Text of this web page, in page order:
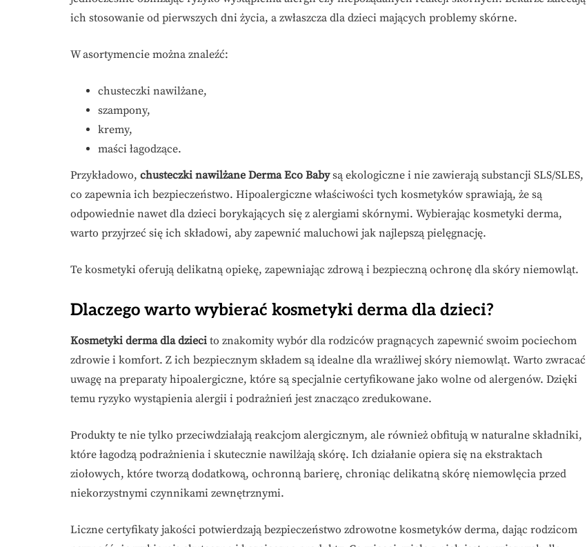
ich stosowanie od pierwszych dni życia, a zwłaszcza dla dzieci mających problemy skórne.
W asortymencie można znaleźć:
chusteczki nawilżane,
szampony,
kremy,
maści łagodzące.
Przykładowo, chusteczki nawilżane Derma Eco Babysą ekologiczne i nie zawierają substancji SLS/SLES,
co zapewnia ich bezpieczeństwo. Hipoalergiczne właściwości tych kosmetyków sprawiają, że są
odpowiednie nawet dla dzieci borykających się z alergiami skórnymi. Wybierając kosmetyki derma,
warto przyjrzeć się ich składowi, aby zapewnić maluchowi jak najlepszą pielęgnację.
Te kosmetyki oferują delikatną opiekę, zapewniając zdrową i bezpieczną ochronę dla skóry niemowląt.
Dlaczego warto wybierać kosmetyki derma dla dzieci?
Kosmetyki derma dla dzieci to znakomity wybór dla rodziców pragnących zapewnić swoim pociechom
zdrowie i komfort. Z ich bezpiecznym składem są idealne dla wrażliwej skóry niemowląt. Warto zwracać
uwagę na preparaty hipoalergiczne, które są specjalnie certyfikowane jako wolne od alergenów. Dzięki
temu ryzyko wystąpienia alergii i podrażnień jest znacząco zredukowane.
Produkty te nie tylko przeciwdziałają reakcjom alergicznym, ale również obfitują w naturalne składniki,
które łagodzą podrażnienia i skutecznie nawilżają skórę. Ich działanie opiera się na ekstraktach
ziołowych, które tworzą dodatkową, ochronną barierę, chroniąc delikatną skórę niemowlęcia przed
niekorzystnymi czynnikami zewnętrznymi.
Liczne certyfikaty jakości potwierdzają bezpieczeństwo zdrowotne kosmetyków derma, dając rodzicom